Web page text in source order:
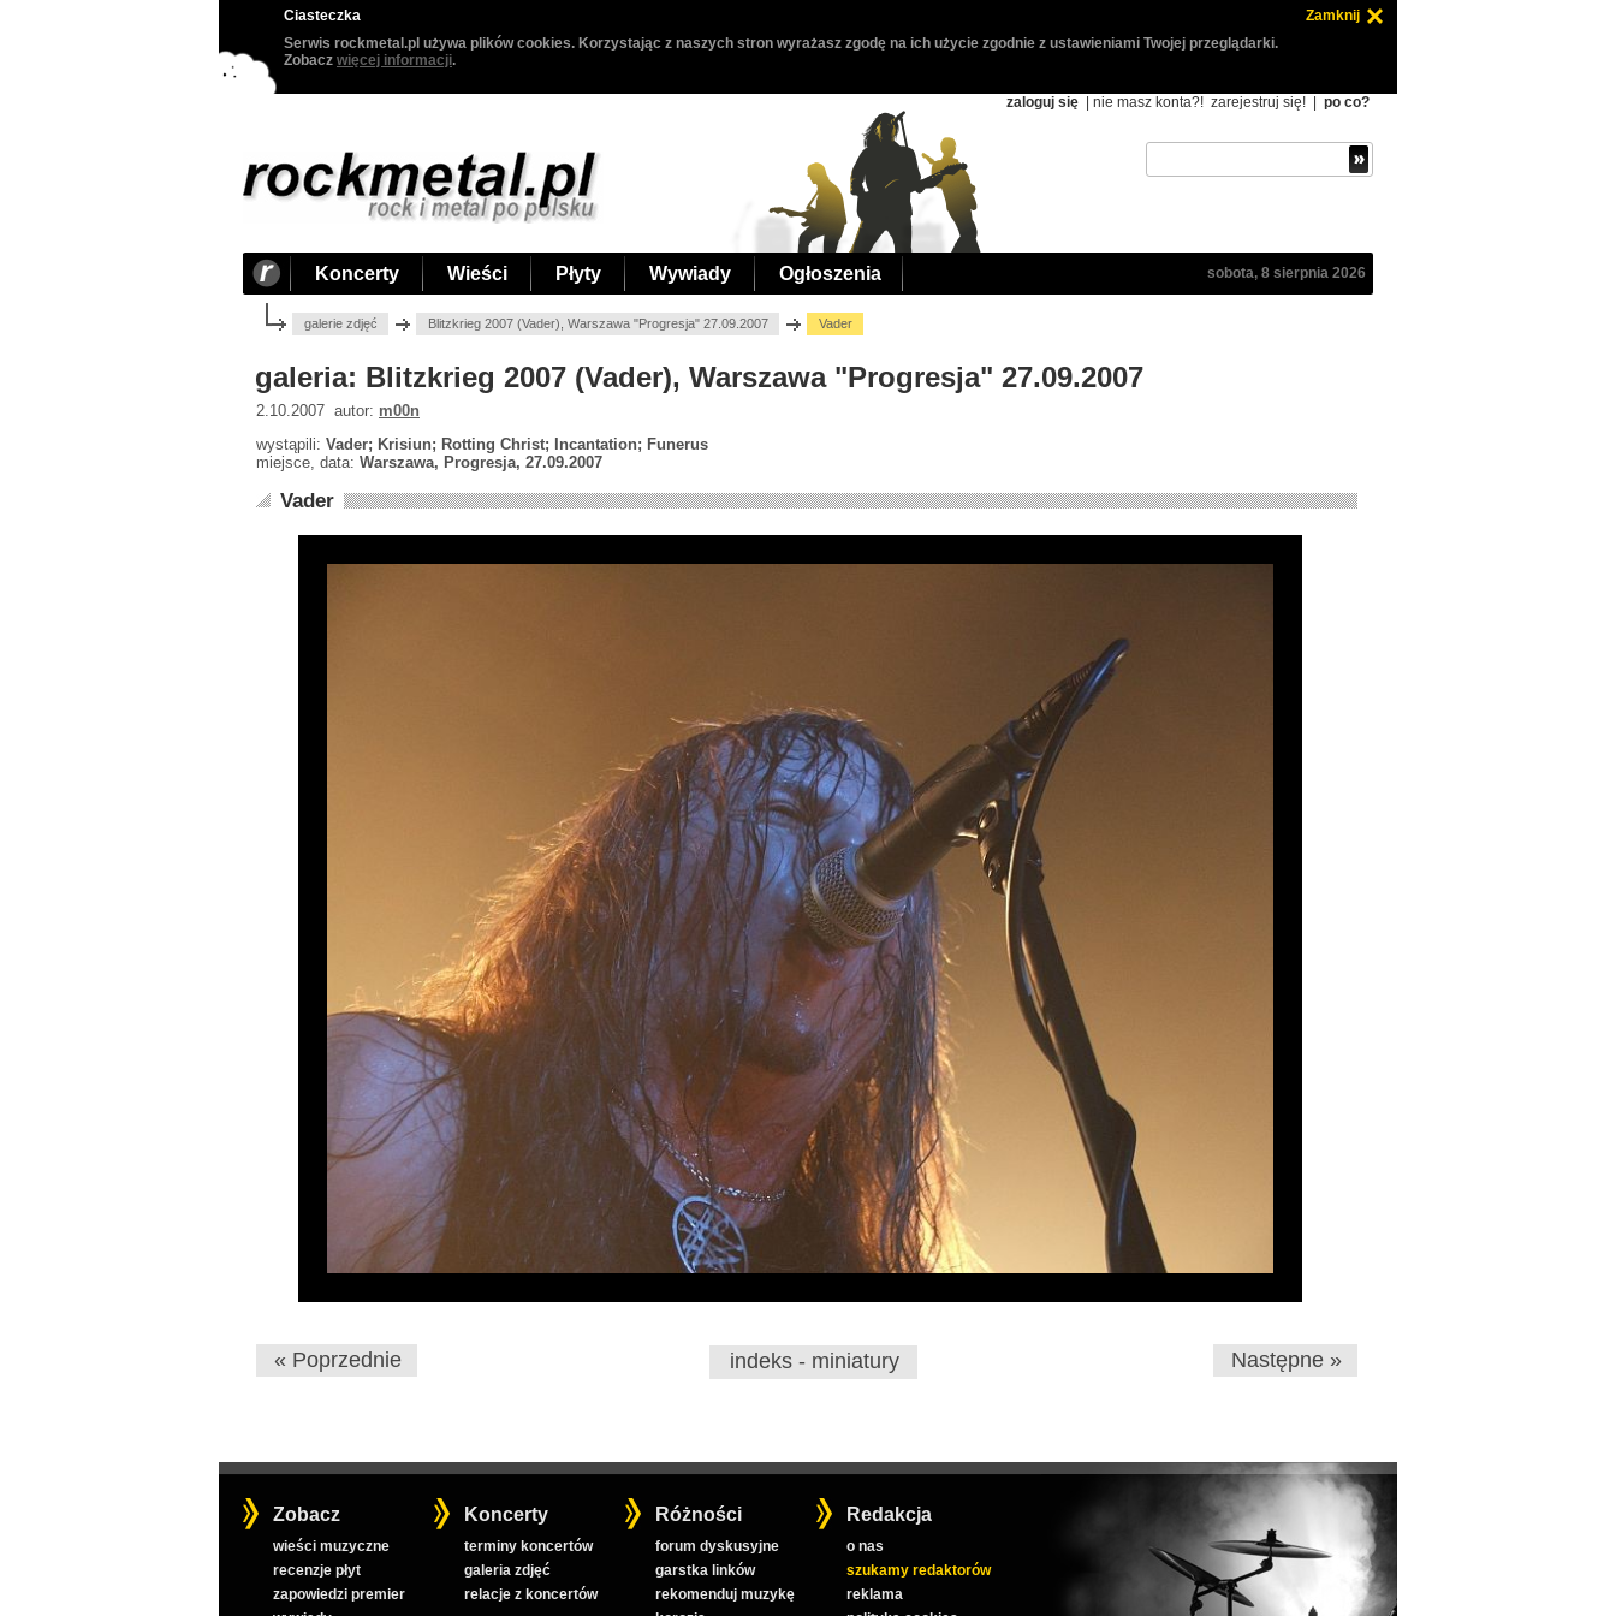
Ciasteczka
Zamknij
Serwis rockmetal.pl używa plików cookies. Korzystając z naszych stron wyrażasz zgodę na ich użycie zgodnie z ustawieniami Twojej przeglądarki.
Zobacz więcej informacji.
zaloguj się | nie masz konta?! zarejestruj się! po co?
Koncerty Wieści Płyty Wywiady Ogłoszenia sobota, 8 sierpnia 2026
galerie zdjęć Blitzkrieg 2007 (Vader), Warszawa "Progresja" 27.09.2007 Vader
galeria: Blitzkrieg 2007 (Vader), Warszawa "Progresja" 27.09.2007
2.10.2007 autor: m00n
wystąpili: Vader; Krisiun; Rotting Christ; Incantation; Funerus
miejsce, data: Warszawa, Progresja, 27.09.2007
Vader
« Poprzednie indeks - miniatury Następne »
Zobacz
wieści muzyczne
recenzje płyt
zapowiedzi premier
Koncerty
terminy koncertów
galeria zdjęć
relacje z koncertów
Różności
forum dyskusyjne
garstka linków
rekomenduj muzykę
Redakcja
o nas
szukamy redaktorów
reklama